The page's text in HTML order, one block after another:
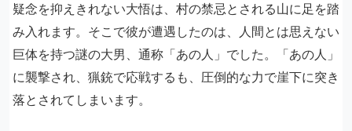
疑念を抑えきれない大悟は、村の禁忌とされる山に足を踏
み入れます。そこで彼が遭遇したのは、人間とは思えない
巨体を持つ謎の大男、通称「あの人」でした。「あの人」
に襲撃され、猟銃で応戦するも、圧倒的な力で崖下に突き
落とされてしまいます。